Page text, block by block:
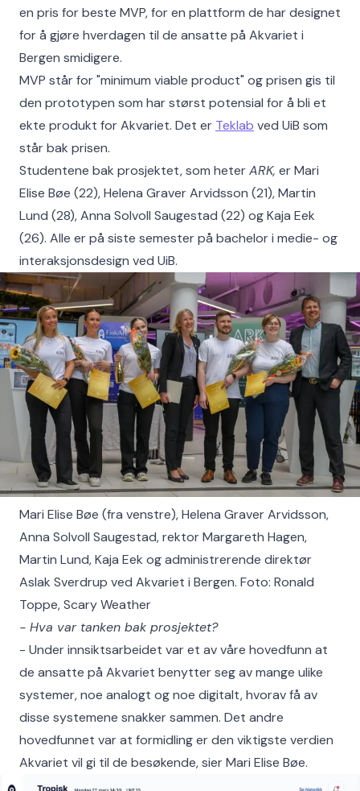
en pris for beste MVP, for en plattform de har designet
for å gjøre hverdagen til de ansatte på Akvariet i
Bergen smidigere.
MVP står for "minimum viable product" og prisen gis til
den prototypen som har størst potensial for å bli et
ekte produkt for Akvariet. Det er Teklab ved UiB som
står bak prisen.
Studentene bak prosjektet, som heterARK, er Mari
Elise Bøe (22), Helena Graver Arvidsson (21), Martin
Lund (28), Anna Solvoll Saugestad (22) og Kaja Eek
(26). Alle er på siste semester på bachelor i medie- og
interaksjonsdesign ved UiB.
Mari Elise Bøe (fra venstre), Helena Graver Arvidsson,
Anna Solvoll Saugestad, rektor Margareth Hagen,
Martin Lund, Kaja Eek og administrerende direktør
Aslak Sverdrup ved Akvariet i Bergen. Foto: Ronald
Toppe, Scary Weather
- Hva var tanken bak prosjektet?
- Under innsiktsarbeidet var et av våre hovedfunn at
de ansatte på Akvariet benytter seg av mange ulike
systemer, noe analogt og noe digitalt, hvorav få av
disse systemene snakker sammen. Det andre
hovedfunnet var at formidling er den viktigste verdien
Akvariet vil gi til de besøkende, sier Mari Elise Bøe.